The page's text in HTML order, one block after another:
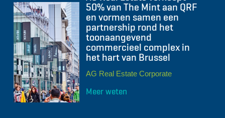
50% van The Mint aan QRF
en vormen samen een
partnership rond het
toonaangevend
commercieel complex in
het hart van Brussel
AG Real Estate Corporate
Meer weten